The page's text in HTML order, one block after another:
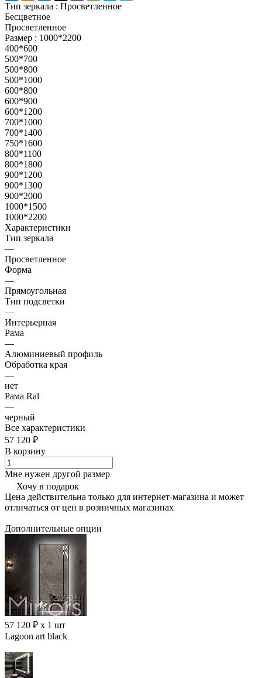
Тип зеркала : Просветленное
Бесцветное
Просветленное
Размер : 1000*2200
400*600
500*700
500*800
500*1000
600*800
600*900
600*1200
700*1000
700*1400
750*1600
800*1100
800*1800
900*1200
900*1300
900*2000
1000*1500
1000*2200
Характеристики
Тип зеркала
—
Просветленное
Форма
—
Прямоугольная
Тип подсветки
—
Интерьерная
Рама
—
Алюминиевый профиль
Обработка края
—
нет
Рама Ral
—
черный
Все характеристики
57 120 ₽
В корзину
Мне нужен другой размер
Хочу в подарок
Цена действительна только для интернет-магазина и может
отличаться от цен в розничных магазинах
Дополнительные опции
57 120 ₽ x 1 шт
Lagoon art black